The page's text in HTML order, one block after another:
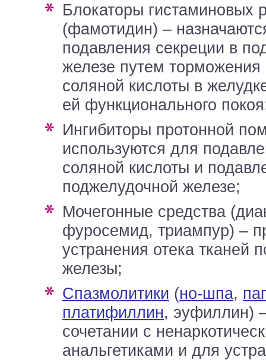
блокаторы гистаминовых рецепторов
(фамотидин) –
подавления секреции в
железе путем торможения
соляной кислоты в
ей функционального
ингибиторы протонной помпы (эзокар) –
используются для
соляной кислоты и
поджелудочной железе;
мочегонные средства (диакарб,
фуросемид, триампур) –
устранения отека тканей
железы;
спазмолитики (но-шпа,
платифиллин, эуфиллин)
сочетании с
анальгетиками и для